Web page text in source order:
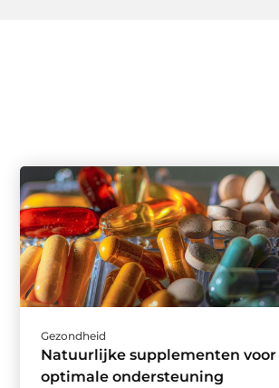
Gezondheid
Natuurlijke supplementen voor
optimale ondersteuning